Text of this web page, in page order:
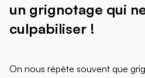
un grignotage qui
culpabiliser !
On nous répète souvent que